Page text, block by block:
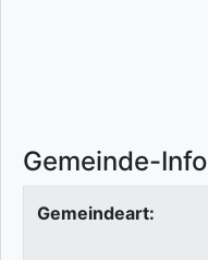
Gemeinde-Info
Gemeindeart: